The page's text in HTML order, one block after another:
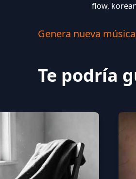
flow,
Genera nueva
Te podría